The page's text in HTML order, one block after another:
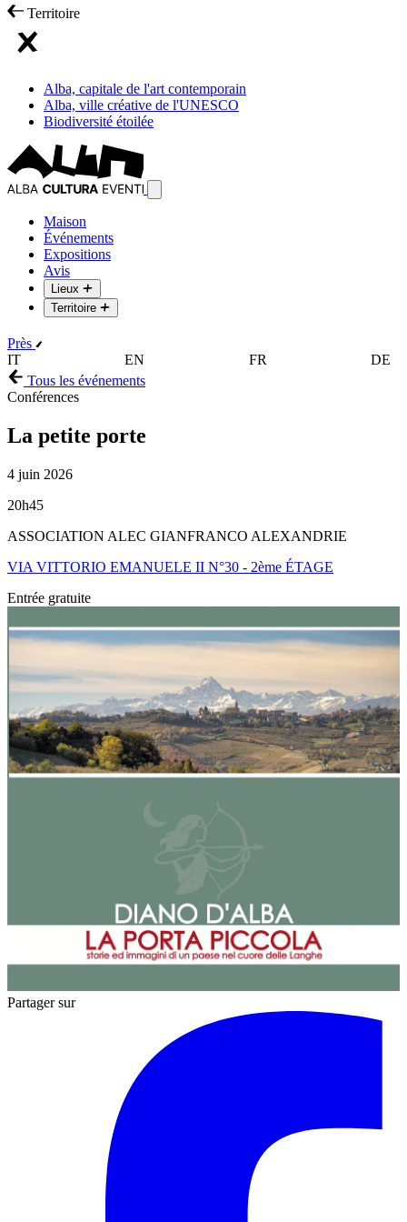
Territoire
Alba, capitale de l'art contemporain
Alba, ville créative de l'UNESCO
Biodiversité étoilée
Maison
Événements
Expositions
Avis
Lieux
Territoire
Près
IT
EN FR
DE
Tous les événements
Conférences
La petite porte
4 juin 2026
20h45
ASSOCIATION ALEC GIANFRANCO ALEXANDRIE
VIA VITTORIO EMANUELE II N°30 - 2ème ÉTAGE
Entrée gratuite
Partager sur